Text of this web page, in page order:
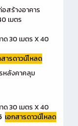
สร้างอาคาร
เมตร
30 เมตร X 40
สารดาวน์โหลด
หลังคาคลุม
30 เมตร X 40
เอกสารดาวน์โหลด